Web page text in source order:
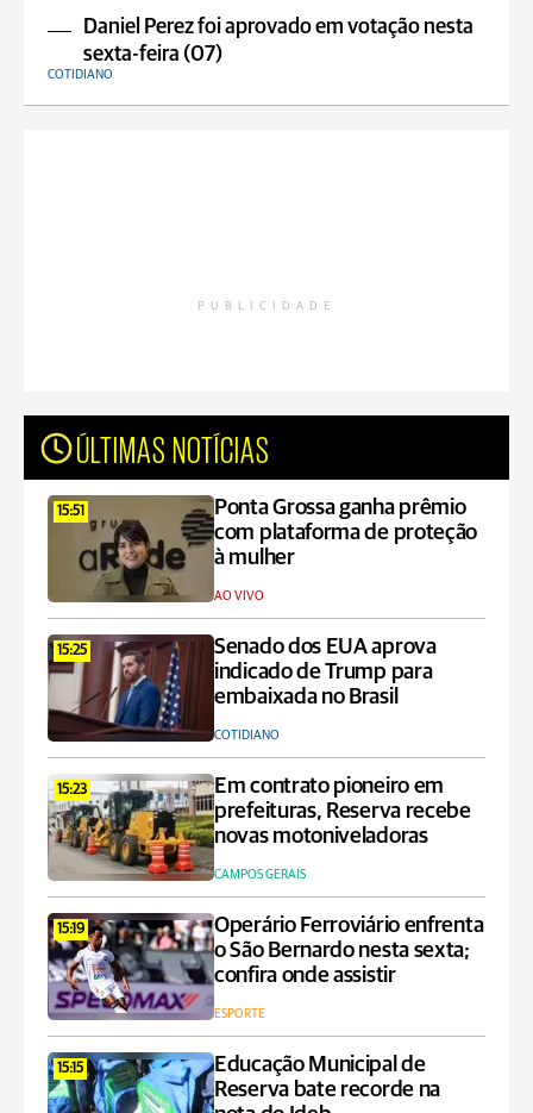
Daniel Perez foi aprovado em votação nesta
sexta-feira (07)
COTIDIANO
PUBLICIDADE
ÚLTIMAS NOTÍCIAS
15:51
Ponta Grossa ganha prêmio
com plataforma de proteção
à mulher
AO VIVO
15:25
Senado dos EUA aprova
indicado de Trump para
embaixada no Brasil
COTIDIANO
15:23
Em contrato pioneiro em
prefeituras, Reserva recebe
novas motoniveladoras
CAMPOS GERAIS
15:19
Operário Ferroviário enfrenta
o São Bernardo nesta sexta;
confira onde assistir
ESPORTE
15:15
Educação Municipal de
Reserva bate recorde na